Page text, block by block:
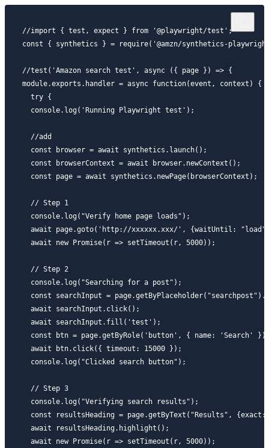
//import { test, expect } from '@playwright/test';
const { synthetics } = require('@amzn/synthetics-
//test('Amazon search test', async ({ page }) => {
module.exports.handler = async function(event, context) {
  try {
  console.log('Running Playwright test');
  //add
  const browser = await synthetics.launch();
  const browserContext = await browser.newContext();
  const page = await synthetics.newPage(browserContext);
  // Step 1
  console.log("Verify home page loads");
await page.goto('http://xxxxxx.xxx/', {waitUntil:
  await new Promise(r => setTimeout(r, 5000));
  // Step 2
  console.log("Searching for a post");
const searchInput =
  await searchInput.click();
  await searchInput.fill('test');
const btn = page.getByRole('button', { name: 'Search'
  await btn.click({ timeout: 15000 });
  console.log("Clicked search button");
  // Step 3
  console.log("Verifying search results");
const resultsHeading = page.getByText("Results", {exact:
  await resultsHeading.highlight();
  await new Promise(r => setTimeout(r, 5000));